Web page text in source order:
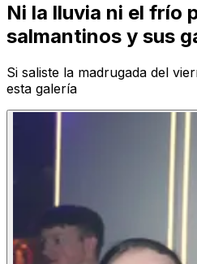
Ni la lluvia ni el frío
salmantinos y sus
Si saliste la madrugada del
esta galería